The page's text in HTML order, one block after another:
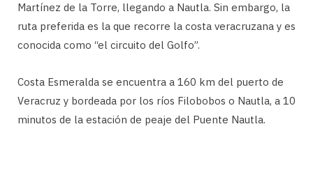
Martínez de la Torre, llegando a Nautla. Sin embargo, la
ruta preferida es la que recorre la costa veracruzana y es
conocida como “el circuito del Golfo”.
Costa Esmeralda se encuentra a 160 km del puerto de
Veracruz y bordeada por los ríos Filobobos o Nautla, a 10
minutos de la estación de peaje del Puente Nautla.